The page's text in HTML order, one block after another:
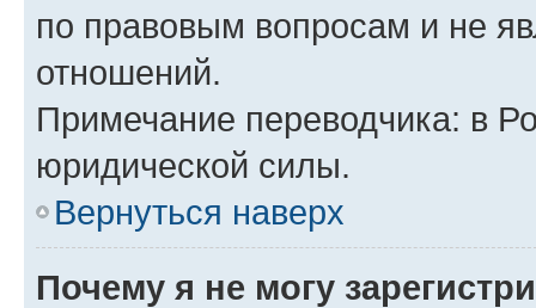
по правовым вопросам и не
отношений.
Примечание переводчика: в
юридической силы.
Вернуться наверх
Почему я не могу